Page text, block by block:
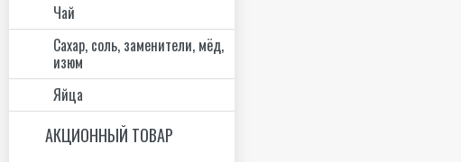
Чай
Сахар, соль, заменители, мёд,
изюм
Яйца
АКЦИОННЫЙ ТОВАР